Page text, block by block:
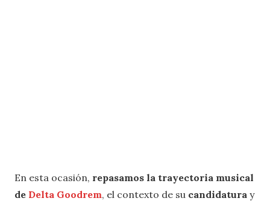
En esta ocasión, repasamos la trayectoria musical
de Delta Goodrem, el contexto de su candidatura y